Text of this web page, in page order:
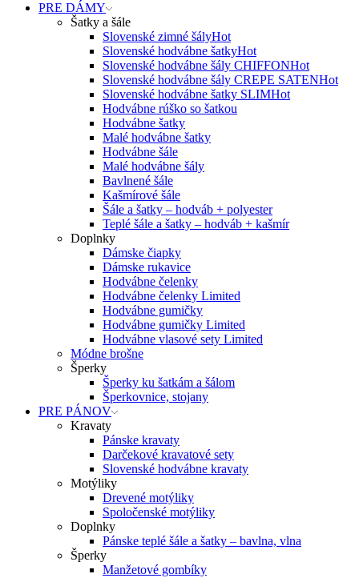
PRE DÁMY
Šatky a šále
Slovenské zimné šályHot
Slovenské hodvábne šatkyHot
Slovenské hodvábne šály CHIFFONHot
Slovenské hodvábne šály CREPE SATENHot
Slovenské hodvábne šatky SLIMHot
Hodvábne rúško so šatkou
Hodvábne šatky
Malé hodvábne šatky
Hodvábne šále
Malé hodvábne šály
Bavlnené šále
Kašmírové šále
Šále a šatky – hodváb + polyester
Teplé šále a šatky – hodváb + kašmír
Doplnky
Dámske čiapky
Dámske rukavice
Hodvábne čelenky
Hodvábne čelenky Limited
Hodvábne gumičky
Hodvábne gumičky Limited
Hodvábne vlasové sety Limited
Módne brošne
Šperky
Šperky ku šatkám a šálom
Šperkovnice, stojany
PRE PÁNOV
Kravaty
Pánske kravaty
Darčekové kravatové sety
Slovenské hodvábne kravaty
Motýliky
Drevené motýliky
Spoločenské motýliky
Doplnky
Pánske teplé šále a šatky – bavlna, vlna
Šperky
Manžetové gombíky